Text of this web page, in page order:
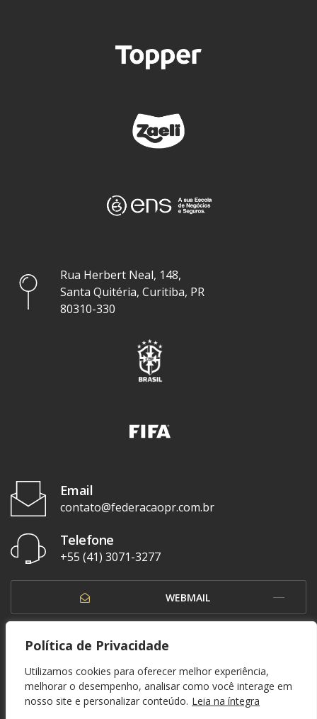
Política de Privacidade
Utilizamos cookies para oferecer melhor experiência,
melhorar o desempenho, analisar como você interage em
nosso site e personalizar conteúdo. Leia na íntegra
Rua Herbert Neal, 148,
Santa Quitéria, Curitiba, PR
80310-330
Email
contato@federacaopr.com.br
Telefone
+55 (41) 3071-3277
WEBMAIL
OUVIDORIA
© 1937 - 2026. Federação Paranaense de Futebol. Todos os direitos reservados. By